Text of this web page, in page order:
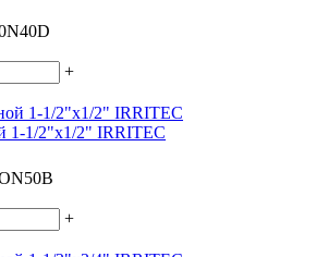
+
1-1/2"x1/2" IRRITEC
+